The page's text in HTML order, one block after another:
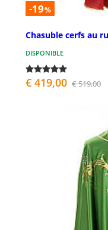
-19%
Chasuble cerfs au
DISPONIBLE
€ 419,00 € 519,00